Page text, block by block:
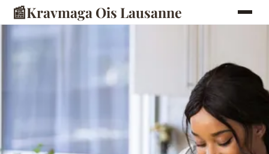
📰Kravmaga Ois Lausanne